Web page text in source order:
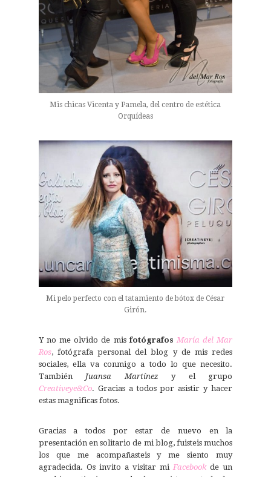
Mis chicas Vicenta y Pamela, del centro de estética
Orquídeas
Mi pelo perfecto con el tatamiento de bótox de César
Girón.
Y no me olvido de misfotógrafos María del Mar
Ros, fotógrafa personal del blog y de mis redes
sociales, ella va conmigo a todo lo que necesito.
También Juansa Martínez y el grupo
Creativeye&Co. Gracias a todos por asistir y hacer
estas magnificas fotos.
Gracias a todos por estar de nuevo en la
presentación en solitario de mi blog, fuisteis muchos
los que me acompañasteis y me siento muy
agradecida. Os invito a visitar mi Facebook de un